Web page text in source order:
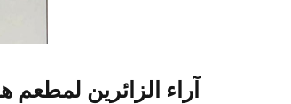
آراء الزائرين